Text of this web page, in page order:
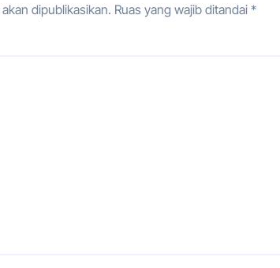
dipublikasikan. Ruas yang wajib ditandai *